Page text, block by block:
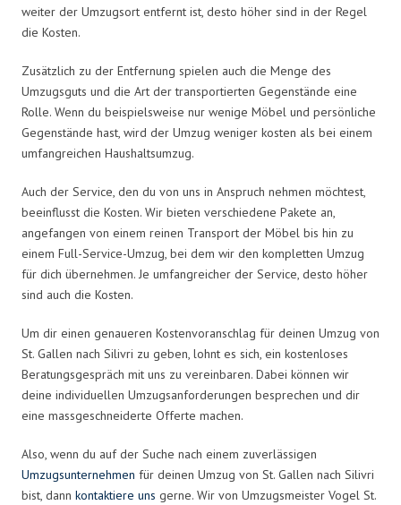
weiter der Umzugsort entfernt ist, desto höher sind in der Regel
die Kosten.
Zusätzlich zu der Entfernung spielen auch die Menge des
Umzugsguts und die Art der transportierten Gegenstände eine
Rolle. Wenn du beispielsweise nur wenige Möbel und persönliche
Gegenstände hast, wird der Umzug weniger kosten als bei einem
umfangreichen Haushaltsumzug.
Auch der Service, den du von uns in Anspruch nehmen möchtest,
beeinflusst die Kosten. Wir bieten verschiedene Pakete an,
angefangen von einem reinen Transport der Möbel bis hin zu
einem Full-Service-Umzug, bei dem wir den kompletten Umzug
für dich übernehmen. Je umfangreicher der Service, desto höher
sind auch die Kosten.
Um dir einen genaueren Kostenvoranschlag für deinen Umzug von
St. Gallen nach Silivri zu geben, lohnt es sich, ein kostenloses
Beratungsgespräch mit uns zu vereinbaren. Dabei können wir
deine individuellen Umzugsanforderungen besprechen und dir
eine massgeschneiderte Offerte machen.
Also, wenn du auf der Suche nach einem zuverlässigen
Umzugsunternehmen für deinen Umzug von St. Gallen nach Silivri
bist, dann kontaktiere uns gerne. Wir von Umzugsmeister Vogel St.